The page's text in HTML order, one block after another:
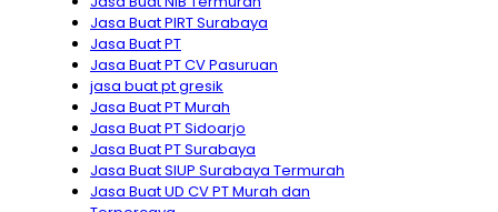
Jasa Buat PIRT Surabaya
Jasa Buat PT
Jasa Buat PT CV Pasuruan
jasa buat pt gresik
Jasa Buat PT Murah
Jasa Buat PT Sidoarjo
Jasa Buat PT Surabaya
Jasa Buat SIUP Surabaya Termurah
Jasa Buat UD CV PT Murah dan